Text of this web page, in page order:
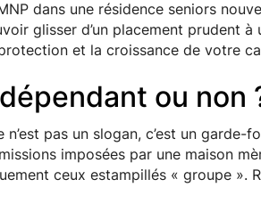
dans une résidence seniors
glisser d’un placement prudent à
et la croissance de votre
ou non
pas un slogan, c’est un garde-
imposées par une maison
ceux estampillés « groupe ».